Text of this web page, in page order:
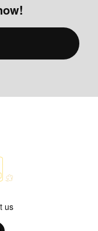
us